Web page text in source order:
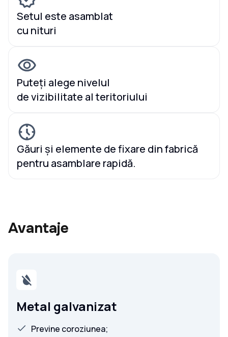
Setul este asamblat
cu nituri
Puteți alege nivelul
de vizibilitate al teritoriului
Găuri și elemente de fixare din fabrică
pentru asamblare rapidă.
Avantaje
Metal galvanizat
Previne coroziunea;